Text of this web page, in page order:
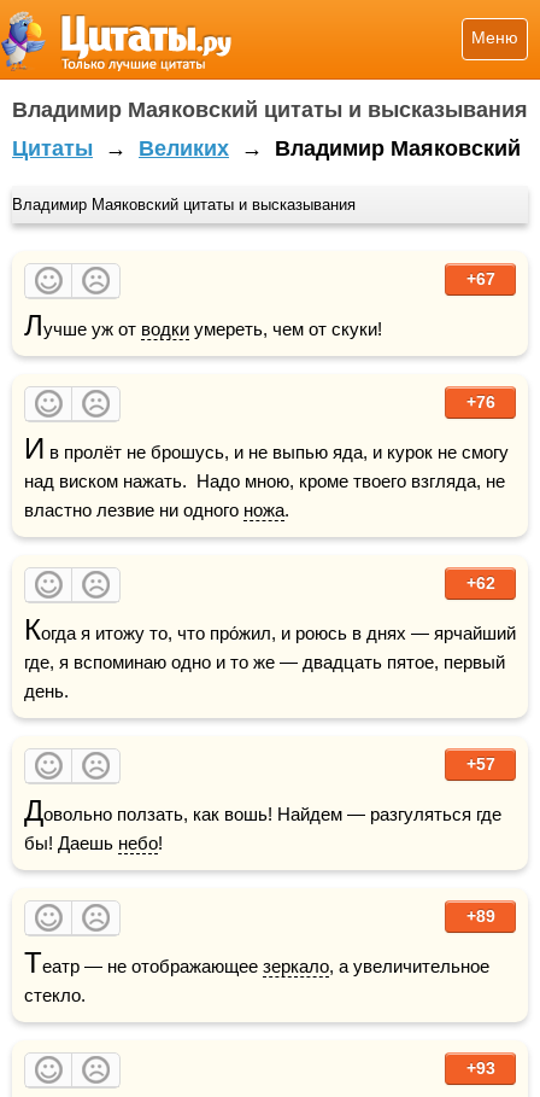
Меню
Владимир Маяковский цитаты и высказывания
Цитаты → Великих → Владимир Маяковский
Владимир Маяковский цитаты и высказывания
+67
Лучше уж от водки умереть, чем от скуки!
+76
И в пролёт не брошусь, и не выпью яда, и курок не смогу
над виском нажать.  Надо мною, кроме твоего взгляда, не
властно лезвие ни одного ножа.
+62
Когда я итожу то, что про́жил, и роюсь в днях — ярчайший
где, я вспоминаю одно и то же — двадцать пятое, первый
+57
Довольно ползать, как вошь! Найдем — разгуляться где
бы! Даешь небо!
+89
Театр — не отображающее зеркало, а увеличительное
стекло.
+93